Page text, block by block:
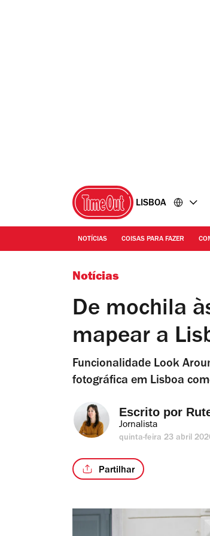
LISBOA
NOTÍCIAS COISAS PARA FAZER
Notícias
De mochila
mapear a
Funcionalidade Look
fotográfica em Lisboa
Escrito por
Jornalista
quinta-feira 23 abril
Partilhar